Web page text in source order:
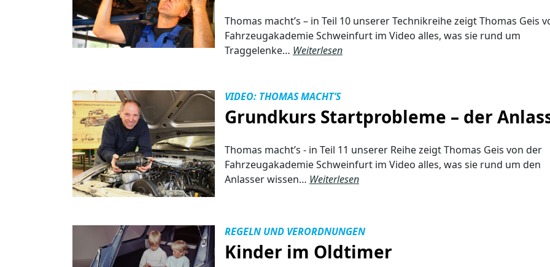
Thomas macht’s – in Teil 10 unserer Technikreihe zeigt Thomas Geis
Fahrzeugakademie Schweinfurt im Video alles, was sie rund um
Traggelenke… Weiterlesen
VIDEO: THOMAS MACHT’S
Grundkurs Startprobleme – der
Thomas macht’s - in Teil 11 unserer Reihe zeigt Thomas Geis von der
Fahrzeugakademie Schweinfurt im Video alles, was sie rund um den
Anlasser wissen… Weiterlesen
REGELN UND VERORDNUNGEN
Kinder im Oldtimer